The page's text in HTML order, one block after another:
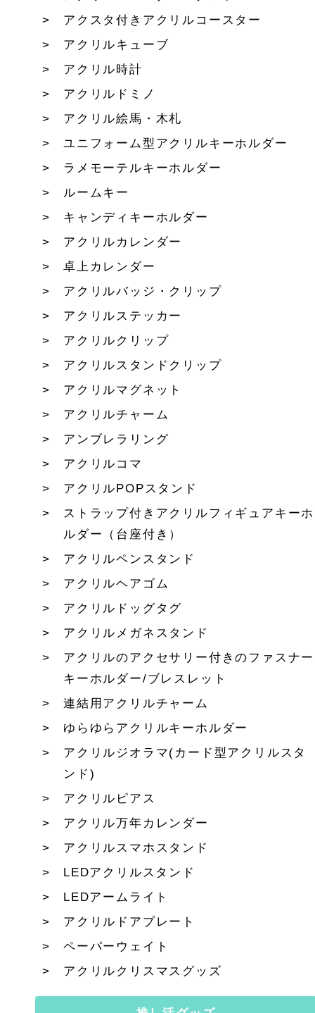
アクスタ付きアクリルコースター
アクリルキューブ
アクリル時計
アクリルドミノ
アクリル絵馬・木札
ユニフォーム型アクリルキーホルダー
ラメモーテルキーホルダー
ルームキー
キャンディキーホルダー
アクリルカレンダー
卓上カレンダー
アクリルバッジ・クリップ
アクリルステッカー
アクリルクリップ
アクリルスタンドクリップ
アクリルマグネット
アクリルチャーム
アンブレラリング
アクリルコマ
アクリルPOPスタンド
ストラップ付きアクリルフィギュアキーホ
ルダー（台座付き）
アクリルペンスタンド
アクリルヘアゴム
アクリルドッグタグ
アクリルメガネスタンド
アクリルのアクセサリー付きのファスナー
キーホルダー/ブレスレット
連結用アクリルチャーム
ゆらゆらアクリルキーホルダー
アクリルジオラマ(カード型アクリルスタ
ンド)
アクリルピアス
アクリル万年カレンダー
アクリルスマホスタンド
LEDアクリルスタンド
LEDアームライト
アクリルドアプレート
ペーパーウェイト
アクリルクリスマスグッズ